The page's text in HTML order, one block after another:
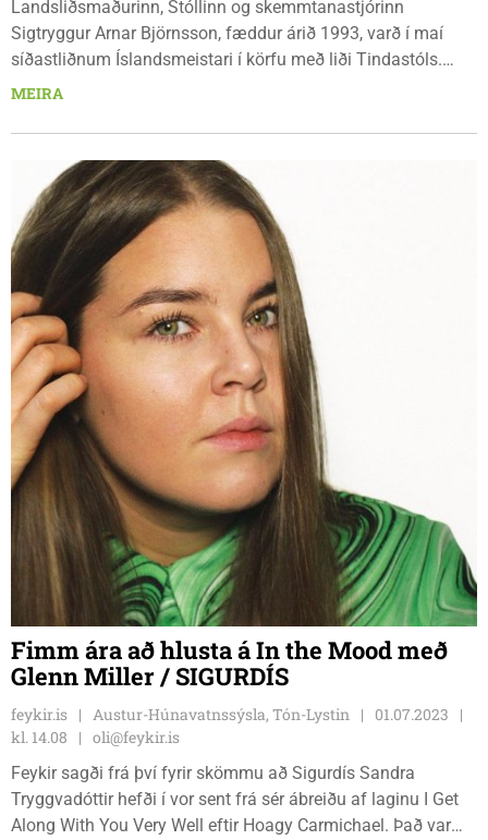
Landsliðsmaðurinn, Stóllinn og skemmtanastjórinn
Sigtryggur Arnar Björnsson, fæddur árið 1993, varð í maí
síðastliðnum Íslandsmeistari í körfu með liði Tindastóls.
Titlinum var fagnað vel og lengi. Nú á dögunum steig Arnar
kappinn í gervi skífuþeytis (DJ) á bæjarhátíðinni Hofsós
MEIRA
Fimm ára að hlusta á In the Mood með
Glenn Miller / SIGURDÍS
feykir.is Austur-Húnavatnssýsla, Tón-Lystin
01.07.2023
kl. 14.08
oli@feykir.is
Feykir sagði frá því fyrir skömmu að Sigurdís Sandra
Tryggvadóttir hefði í vor sent frá sér ábreiðu af laginu I Get
Along With You Very Well eftir Hoagy Carmichael. Það var